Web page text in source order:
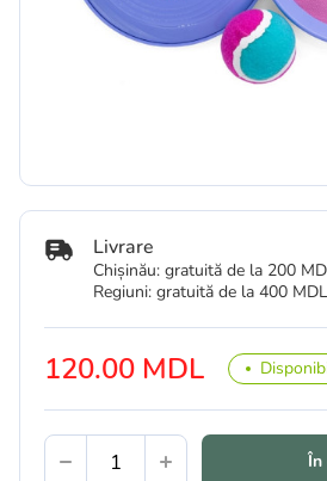
120.00 MDL
Livrare
Chișinău: gratuită de la 200
Regiuni: gratuită de la 400 MDL
În